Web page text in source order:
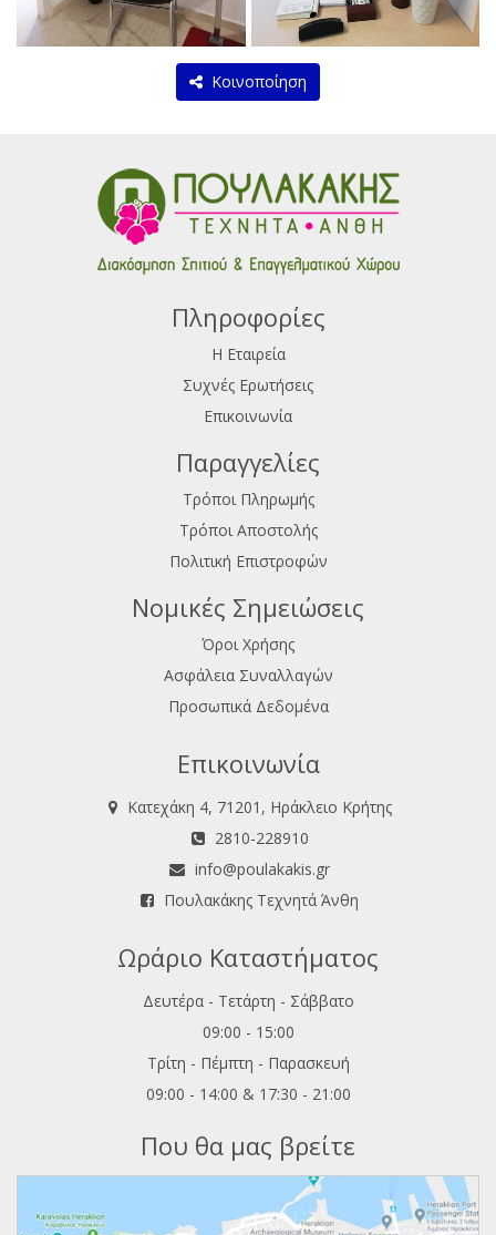
Κοινοποίηση
Πληροφορίες
Η Εταιρεία
Συχνές Ερωτήσεις
Επικοινωνία
Παραγγελίες
Τρόποι Πληρωμής
Τρόποι Αποστολής
Πολιτική Επιστροφών
Νομικές Σημειώσεις
Όροι Χρήσης
Ασφάλεια Συναλλαγών
Προσωπικά Δεδομένα
Επικοινωνία
Κατεχάκη 4, 71201, Ηράκλειο Κρήτης
2810-228910
info@poulakakis.gr
Πουλακάκης Τεχνητά Άνθη
Ωράριο Καταστήματος
Δευτέρα - Τετάρτη - Σάββατο
09:00 - 15:00
Τρίτη - Πέμπτη - Παρασκευή
09:00 - 14:00 & 17:30 - 21:00
Που θα μας βρείτε